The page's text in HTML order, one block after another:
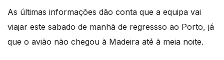
As últimas informações dão conta que a equipa vai
viajar este sabado de manhã de regressso ao Porto, já
que o avião não chegou à Madeira até à meia noite.